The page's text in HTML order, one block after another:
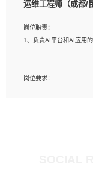
2、熟悉linux命令；
4、熟练使用oracle、
5、熟悉流程开发如使用
运维工程师（成都/
岗位职责：
1、负责AI平台和AI应用的
岗位要求：
4、掌握DevOps思想、
5、掌握常见中间件配置
SOCIAL